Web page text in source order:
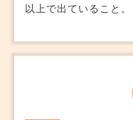
以上で出ていること
なのもありますが、
か。入学後に仕切り
ていて、どの選択肢
イスいただけないで